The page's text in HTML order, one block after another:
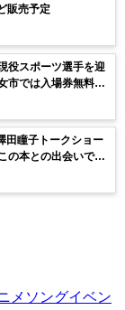
販売予定
役スポーツ選手を迎
市では入場券無料配
瞳子トークショー
の本との出会いで今
メソングイベン